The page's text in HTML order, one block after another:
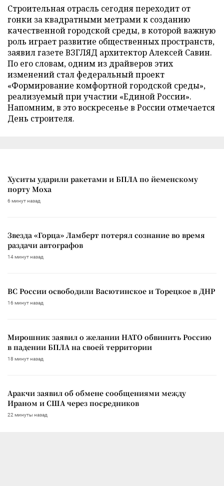
Строительная отрасль сегодня переходит от
гонки за квадратными метрами к созданию
качественной городской среды, в которой важную
роль играет развитие общественных пространств,
заявил газете ВЗГЛЯД архитектор Алексей Савин.
По его словам, одним из драйверов этих
изменений стал федеральный проект
«Формирование комфортной городской среды»,
реализуемый при участии «Единой России».
Напомним, в это воскресенье в России отмечается
День строителя.
Хуситы ударили ракетами и БПЛА по йеменскому
порту Моха
6 минут назад
Звезда «Горца» Ламберт потерял сознание во время
раздачи автографов
14 минут назад
ВС России освободили Васютинское и Торецкое в ДНР
16 минут назад
Мирошник заявил о желании НАТО обвинить Россию
в падении БПЛА на своей территории
18 минут назад
Аракчи заявил об обмене сообщениями между
Ираном и США через посредников
22 минуты назад